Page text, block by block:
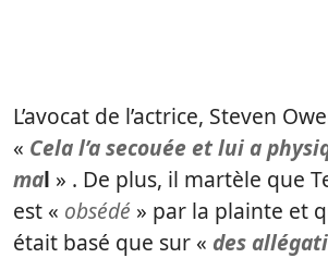
L’avocat de l’actrice, Steven
« Cela l’a secouée et lui a
mal » . De plus, il martèle que
est « obsédé » par la plainte et
était basé que sur « des